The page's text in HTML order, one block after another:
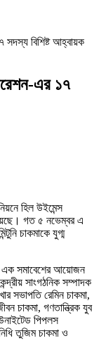
সদস্য বিশিষ্ট আহ্বায়ক
এর ১৭
হিল উইমেন্স
গত ৫ নভেম্বর এ
চাকমাকে যুগ্ম
এক সমাবেশের আয়োজন
সাংগঠনিক সম্পাদক
সভাপতি রেমিন চাকমা,
চাকমা, গণতান্ত্রিক যুব
পিপলস
তুজিম চাকমা ও